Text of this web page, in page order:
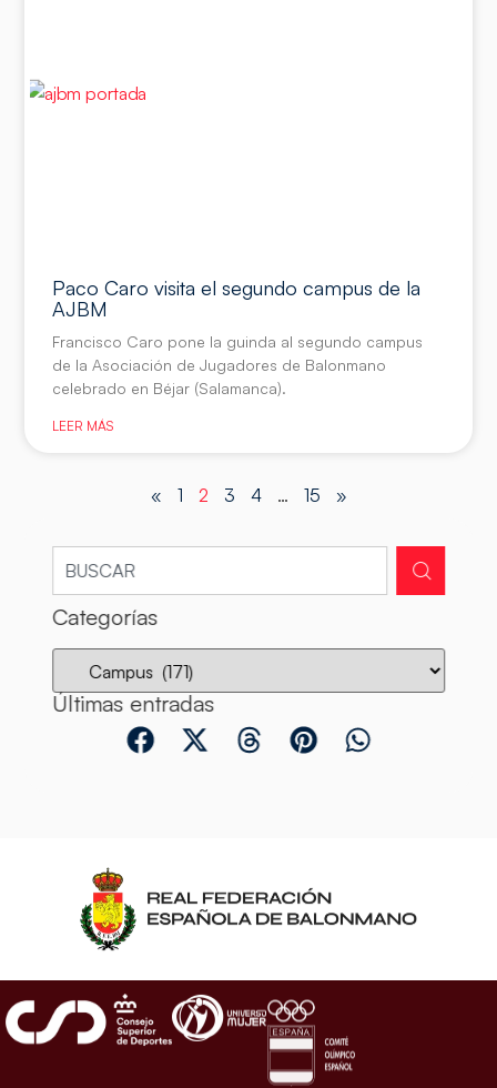
Paco Caro visita el segundo campus de la
AJBM
Francisco Caro pone la guinda al segundo campus
de la Asociación de Jugadores de Balonmano
celebrado en Béjar (Salamanca).
LEER MÁS
« 1 2 3 4 … 15 »
Categorías
Últimas entradas